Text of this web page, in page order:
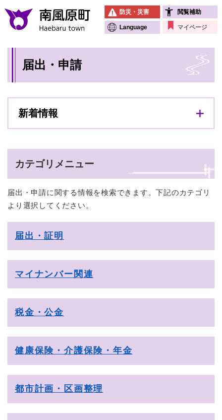
メニューを飛ばして本文へ
防災・災害 閲覧補助
Language マイページ
届出・申請
新着情報
カテゴリメニュー
届出・申請に関する情報を検索できます。下記のカテゴリ
より選択してください。
届出・証明
マイナンバー関連
税金・公金
健康保険・介護保険・年金
都市計画・区画整理